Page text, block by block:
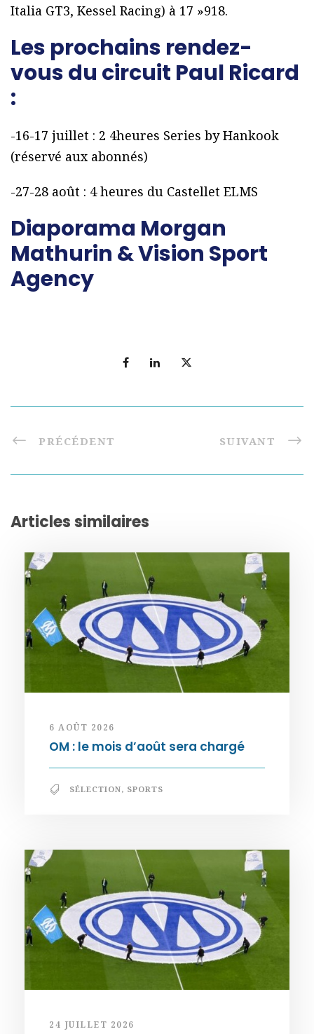
Italia GT3, Kessel Racing) à 17 »918.
Les prochains rendez-
vous du circuit Paul Ricard
:
-16-17 juillet : 2 4heures Series by Hankook
(réservé aux abonnés)
-27-28 août : 4 heures du Castellet ELMS
Diaporama Morgan
Mathurin & Vision Sport
Agency
PRÉCÉDENT SUIVANT
Articles similaires
6 AOÛT 2026
OM : le mois d’août sera chargé
SÉLECTION, SPORTS
24 JUILLET 2026